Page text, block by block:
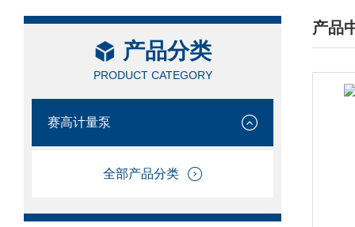
产品分类
PRODUCT CATEGORY
赛高计量泵
全部产品分类
产品
/